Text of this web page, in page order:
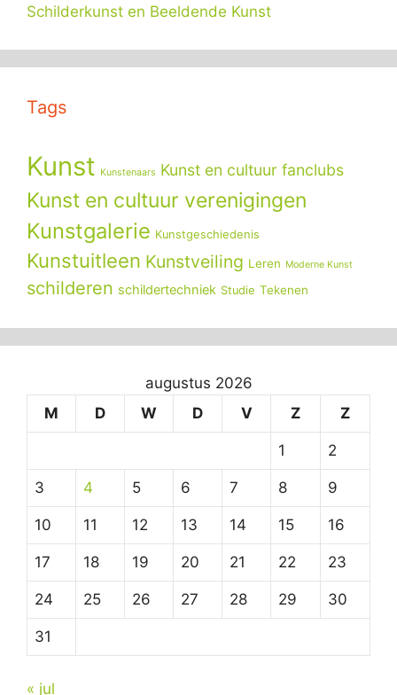
Schilderkunst en Beeldende Kunst
Tags
Kunst Kunstenaars Kunst en cultuur fanclubs
Kunst en cultuur verenigingen
Kunstgalerie Kunstgeschiedenis
Kunstuitleen Kunstveiling Leren Moderne Kunst
schilderen schildertechniek Studie Tekenen
augustus 2026
M
D W D V Z Z
1 2
3 4 5 6 7 8 9
10 11 12 13 14 15 16
17 18 19 20 21 22 23
24 25 26 27 28 29 30
31
« jul